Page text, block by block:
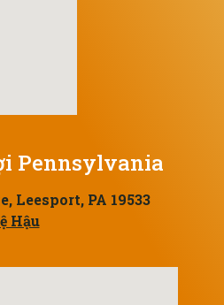
Pennsylvania
Leesport, PA 19533
Hậu